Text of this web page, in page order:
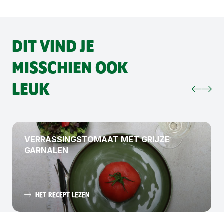
DIT VIND JE
MISSCHIEN OOK
LEUK
VERRASSINGSTOMAAT MET GRIJZE
GARNALEN
HET RECEPT LEZEN